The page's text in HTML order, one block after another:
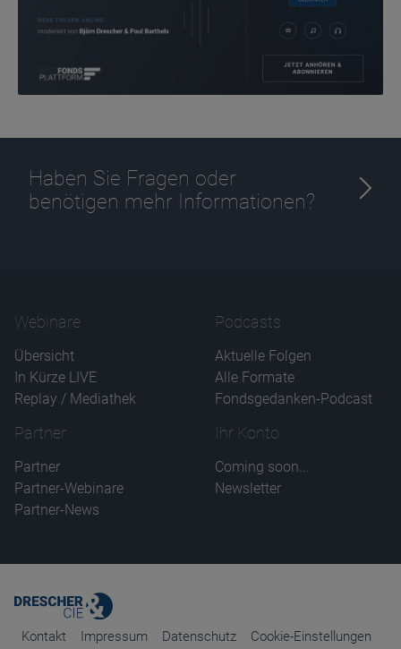
Haben Sie Fragen oder
benötigen mehr Informationen?
Webinare
Übersicht
In Kürze LIVE
Replay / Mediathek
Podcasts
Aktuelle Folgen
Alle Formate
Fondsgedanken-Podcast
Partner
Partner
Partner-Webinare
Partner-News
Ihr Konto
Coming soon...
Newsletter
Kontakt Impressum Datenschutz Cookie-Einstellungen